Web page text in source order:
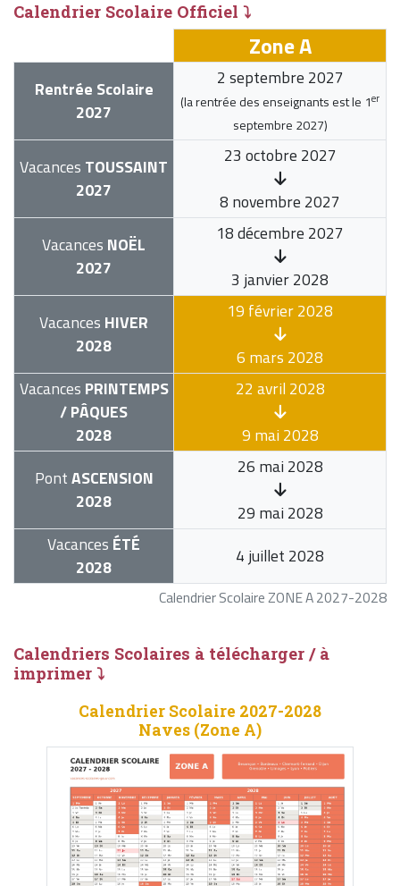
Calendrier Scolaire Officiel ⤵
Calendrier Scolaire ZONE A 2027-2028
Zone A
Rentrée Scolaire
2027
2 septembre 2027
(la rentrée des enseignants est le 1er
septembre 2027)
Vacances TOUSSAINT
2027
23 octobre 2027
8 novembre 2027
Vacances NOËL
2027
18 décembre 2027
3 janvier 2028
Vacances HIVER
2028
19 février 2028
6 mars 2028
Vacances PRINTEMPS
/ PÂQUES
2028
22 avril 2028
9 mai 2028
PontASCENSION
2028
26 mai 2028
29 mai 2028
Vacances ÉTÉ
2028
4 juillet 2028
Calendriers Scolaires à télécharger / à
imprimer ⤵
Calendrier Scolaire 2027-2028
Naves (Zone A)